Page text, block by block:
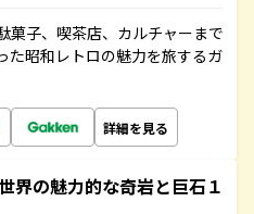
菓子、喫茶店、カルチャーまで
た昭和レトロの魅力を旅するガ
詳細を見る
の魅力的な奇岩と巨石１